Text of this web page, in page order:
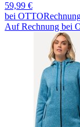
59,99 €
bei OTTO
Auf Rechnung bei